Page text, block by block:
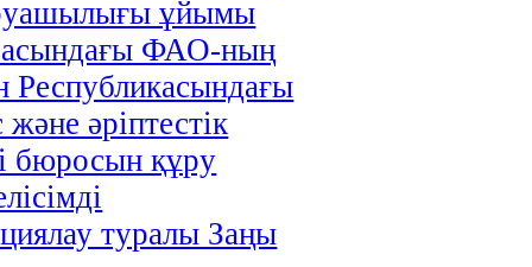
ұйымы
ФАО-ның
Республикасындағы
әріптестік
бюросын құру
туралы Заңы